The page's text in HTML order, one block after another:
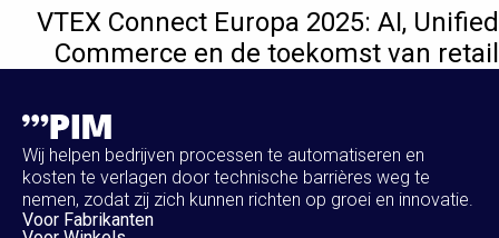
VTEX Connect Europa 2025: AI, Unified
Commerce en de toekomst van retail
Wij helpen bedrijven processen te automatiseren en
kosten te verlagen door technische barrières weg te
nemen, zodat zij zich kunnen richten op groei en innovatie.
Voor Fabrikanten